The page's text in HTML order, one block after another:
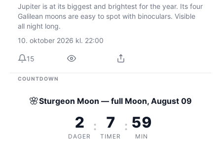
Jupiter is at its biggest and brightest for the year. Its four
Galilean moons are easy to spot with binoculars. Visible
all night long.
10. oktober 2026 kl. 22:00
15
COUNTDOWN
🌸Sturgeon Moon — full Moon, August 09
2
DAGER
: 7
TIMER
: 59
MIN